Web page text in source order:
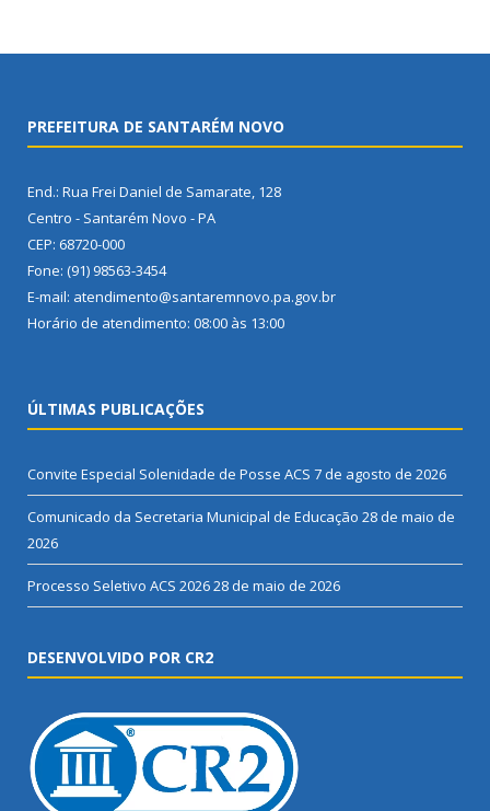
PREFEITURA DE SANTARÉM NOVO
End.: Rua Frei Daniel de Samarate, 128
Centro - Santarém Novo - PA
CEP: 68720-000
Fone: (91) 98563-3454
E-mail: atendimento@santaremnovo.pa.gov.br
Horário de atendimento: 08:00 às 13:00
ÚLTIMAS PUBLICAÇÕES
Convite Especial Solenidade de Posse ACS 7 de agosto de 2026
Comunicado da Secretaria Municipal de Educação 28 de maio de
2026
Processo Seletivo ACS 202628 de maio de 2026
DESENVOLVIDO POR CR2